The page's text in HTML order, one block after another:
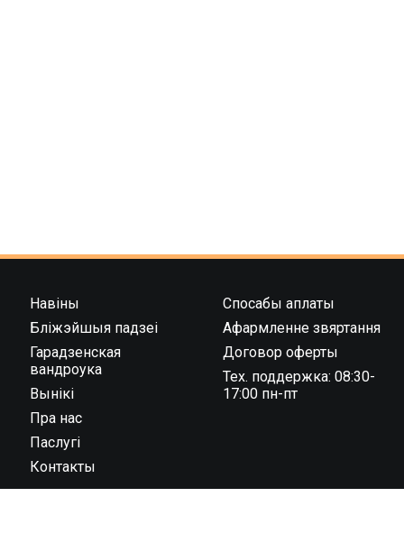
Навіны
Бліжэйшыя падзеі
Гарадзенская
вандроука
Вынікі
Пра нас
Паслугі
Контакты
Спосабы аплаты
Афармленне звяртання
Договор оферты
Тех. поддержка: 08:30-
17:00 пн-пт